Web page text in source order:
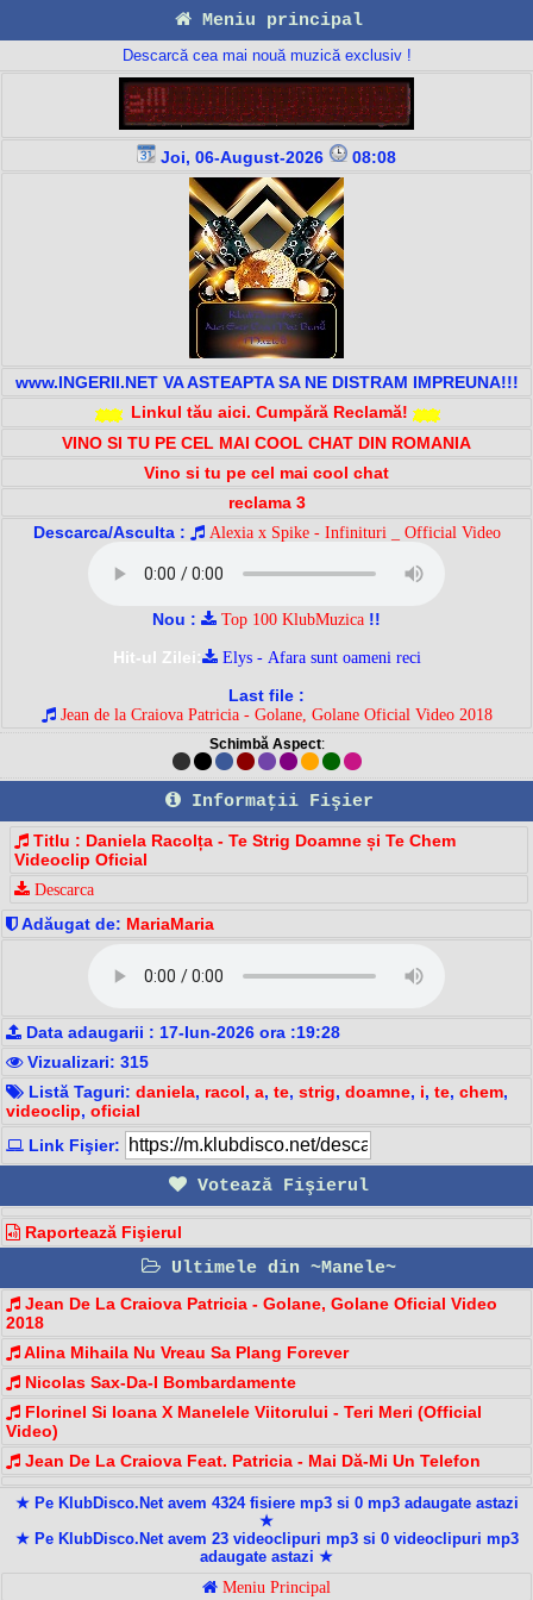
Meniu principal
Descarcă cea mai nouă muzică exclusiv !
Joi, 06-August-2026 08:08
www.INGERII.NET VA ASTEAPTA SA NE DISTRAM IMPREUNA!!!
Linkul tău aici. Cumpără Reclamă!
VINO SI TU PE CEL MAI COOL CHAT DIN ROMANIA
Vino si tu pe cel mai cool chat
reclama 3
Descarca/Asculta :
Alexia x Spike - Infinituri _ Official Video
Nou : Top 100 KlubMuzica !!
Hit-ul Zilei:
Elys - Afara sunt oameni reci
Last file :
Jean de la Craiova Patricia - Golane, Golane Oficial Video 2018
Schimbă Aspect:
Informaţii Fişier
Titlu : Daniela Racolța - Te Strig Doamne și Te Chem
Videoclip Oficial
Descarca
Adăugat de: MariaMaria
Data adaugarii : 17-Iun-2026 ora :19:28
Vizualizari: 315
Listă Taguri: daniela, racol, a, te, strig, doamne, i, te, chem,
videoclip, oficial
Link Fişier:
Votează Fişierul
Raportează Fişierul
Ultimele din ~Manele~
Jean De La Craiova Patricia - Golane, Golane Oficial Video
2018
Alina Mihaila Nu Vreau Sa Plang Forever
Nicolas Sax-Da-I Bombardamente
Florinel Si Ioana X Manelele Viitorului - Teri Meri (Official
Video)
Jean De La Craiova Feat. Patricia - Mai Dă-Mi Un Telefon
★ Pe KlubDisco.Net avem 4324 fisiere mp3 si 0 mp3 adaugate astazi
★
★ Pe KlubDisco.Net avem 23 videoclipuri mp3 si 0 videoclipuri mp3
adaugate astazi ★
Meniu Principal